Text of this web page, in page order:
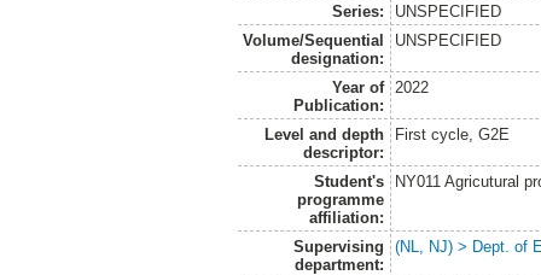
Series:
UNSPECIFIED
Volume/Sequential
designation:
UNSPECIFIED
Year of
Publication:
2022
Level and depth
descriptor:
First cycle, G2E
Student's
programme
affiliation:
NY011 Agricutural
Supervising
department:
(NL, NJ) > Dept. of